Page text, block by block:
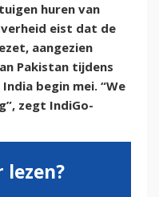
huren van
eist dat de
aangezien
Pakistan tijdens
begin mei. “We
zegt IndiGo-